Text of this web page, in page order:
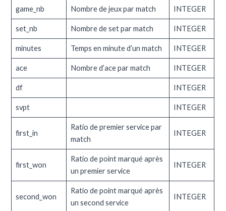
game_nb Nombre de jeux par match INTEGER
set_nb Nombre de set par match INTEGER
minutes Temps en minute d’un match INTEGER
ace Nombre d’ace par match INTEGER
df INTEGER
svpt INTEGER
first_in
Ratio de premier service par
match
INTEGER
first_won
Ratio de point marqué après
un premier service
INTEGER
second_won
Ratio de point marqué après
un second service
INTEGER